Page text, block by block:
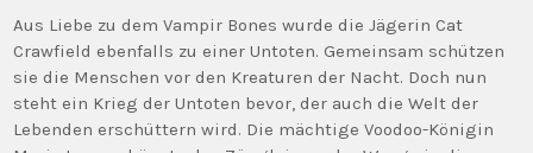
Aus Liebe zu dem Vampir Bones wurde die Jägerin Cat
Crawfield ebenfalls zu einer Untoten. Gemeinsam schützen
sie die Menschen vor den Kreaturen der Nacht. Doch nun
steht ein Krieg der Untoten bevor, der auch die Welt der
Lebenden erschüttern wird. Die mächtige Voodoo-Königin